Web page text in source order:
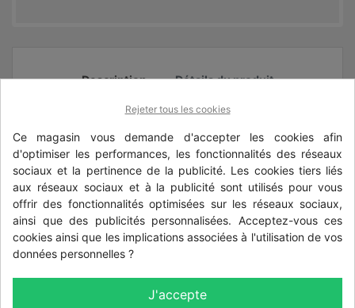
Description Détails du produit
hauteur des kits :
hauteur 1,27 m : panneau en 1,03 m et plaque de
soubassement en 0,24 m avec poteau à
encoches en 1,70 m et poteau à clips en 1,60 m
hauteur 1,47 m : panneau en 1,23 m et plaque de
soubassement en 0,24 m avec poteau en 2,00 m
soubassement en 0,24 m avec poteau en 2,20 m
Rejeter tous les cookies
Ce magasin vous demande d'accepter les cookies afin
d'optimiser les performances, les fonctionnalités des réseaux
sociaux et la pertinence de la publicité. Les cookies tiers liés
aux réseaux sociaux et à la publicité sont utilisés pour vous
offrir des fonctionnalités optimisées sur les réseaux sociaux,
ainsi que des publicités personnalisées. Acceptez-vous ces
cookies ainsi que les implications associées à l'utilisation de vos
données personnelles ?
J'accepte